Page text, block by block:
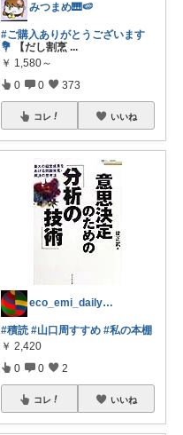
みつまめ🎹🍉
#ご購入ありがとうございます
💐 【だし割烹 ...
￥ 1,580～
0 0 373
コレ いいね
eco_emi_dailykaimono
#積読 #山口周すすめ #私の本棚
￥ 2,420
0 0 2
コレ いいね